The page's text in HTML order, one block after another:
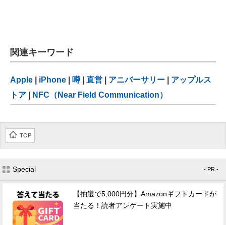
関連キーワード
Apple iPhone 噂| 直営 アニバーサリー
アップルス
トア
NFC（Near Field Communication）
TOP
Special - PR -
【抽選で5,000円分】Amazonギフトカードが
当たる！読者アンケート実施中